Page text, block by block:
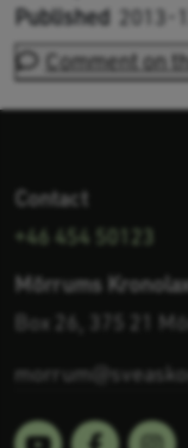
Published 2013-
Comment on
Contact
+46 454 50123
Mörrums
Box 26, 375 21